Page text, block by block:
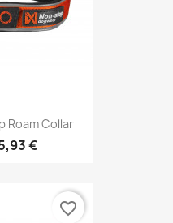
Roam Collar
€
favorite_border